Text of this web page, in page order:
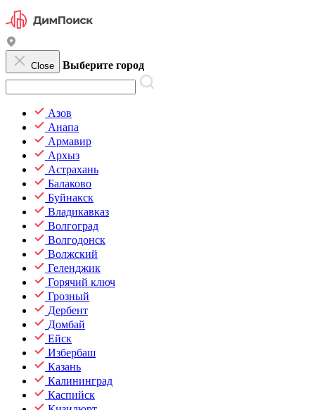
Close Выберите город
Азов
Анапа
Армавир
Архыз
Астрахань
Балаково
Буйнакск
Владикавказ
Волгоград
Волгодонск
Волжский
Геленджик
Горячий ключ
Грозный
Дербент
Домбай
Ейск
Избербаш
Казань
Калининград
Каспийск